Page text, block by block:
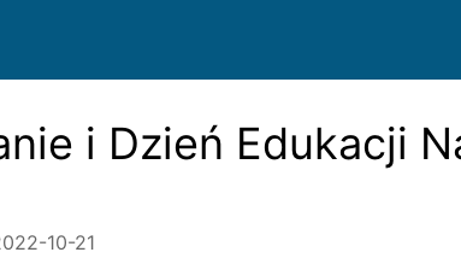
i Dzień Edukacji
10-21